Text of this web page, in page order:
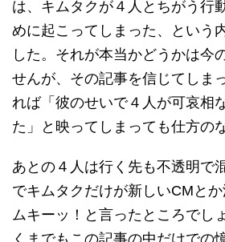
は、キムタクが４人とちがう行
めに起こってしまった、という
した。それが本当かどうかは今
せんが、その記事を信じてしま
れば「彼のせいで４人が可哀相
た」と映ってしまっても仕方の
あとの４人は行く先も不透明で
でキムタクだけが新しいCMとか
ムキーッ！と言ったところでし